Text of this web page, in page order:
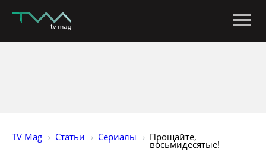
TV Mag Статьи Сериалы Прощайте,
восьмидесятые!